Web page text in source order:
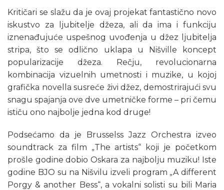
Kritičari se slažu da je ovaj projekat fantastično novo
iskustvo za ljubitelje džeza, ali da ima i funkciju
iznenađujuće uspešnog uvođenja u džez ljubitelja
stripa, što se odlično uklapa u Nišville koncept
popularizacije džeza. Rečju, revolucionarna
kombinacija vizuelnih umetnosti i muzike, u kojoj
grafička novella susreće živi džez, demostrirajući svu
snagu spajanja ove dve umetničke forme – pri čemu
ističu ono najbolje jedna kod druge!
Podsećamo da je Brusselss Jazz Orchestra izveo
soundtrack za film „The artists“ koji je početkom
prošle godine dobio Oskara za najbolju muziku! Iste
godine BJO su na Nišvilu izveli program „A different
Porgy & another Bess“, a vokalni solisti su bili Maria